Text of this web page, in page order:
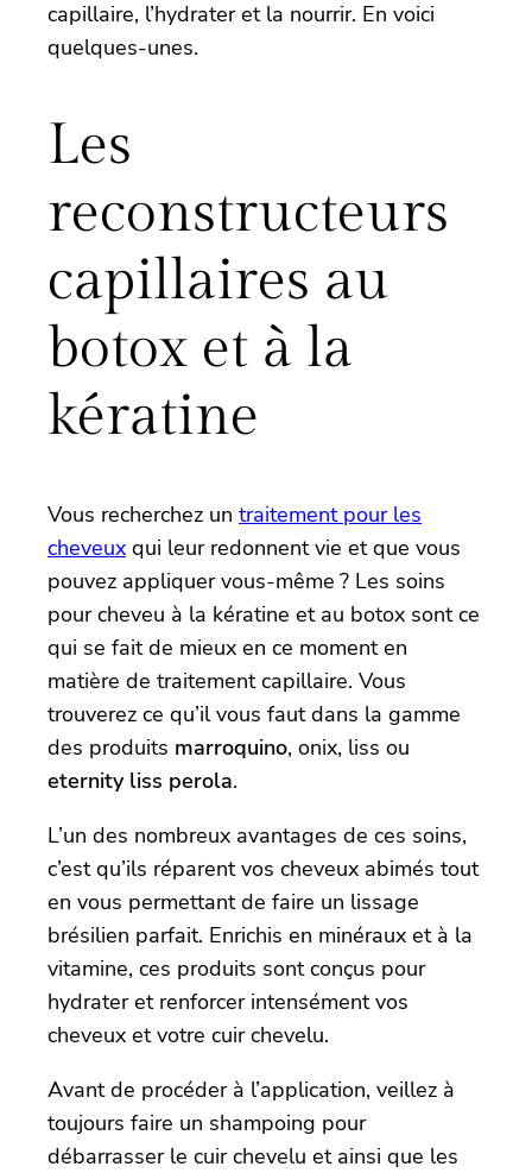
capillaire, l’hydrater et la nourrir. En voici
quelques-unes.
Les
reconstructeurs
capillaires au
botox et à la
kératine
Vous recherchez un traitement pour les
cheveux qui leur redonnent vie et que vous
pouvez appliquer vous-même ? Les soins
pour cheveu à la kératine et au botox sont ce
qui se fait de mieux en ce moment en
matière de traitement capillaire. Vous
trouverez ce qu’il vous faut dans la gamme
des produits marroquino, onix, liss ou
eternity liss perola.
L’un des nombreux avantages de ces soins,
c’est qu’ils réparent vos cheveux abimés tout
en vous permettant de faire un lissage
brésilien parfait. Enrichis en minéraux et à la
vitamine, ces produits sont conçus pour
hydrater et renforcer intensément vos
cheveux et votre cuir chevelu.
Avant de procéder à l’application, veillez à
toujours faire un shampoing pour
débarrasser le cuir chevelu et ainsi que les